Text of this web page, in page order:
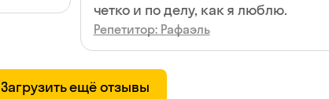
четко и по делу, как я люблю.
Репетитор: Рафаэль
Загрузить ещё отзывы